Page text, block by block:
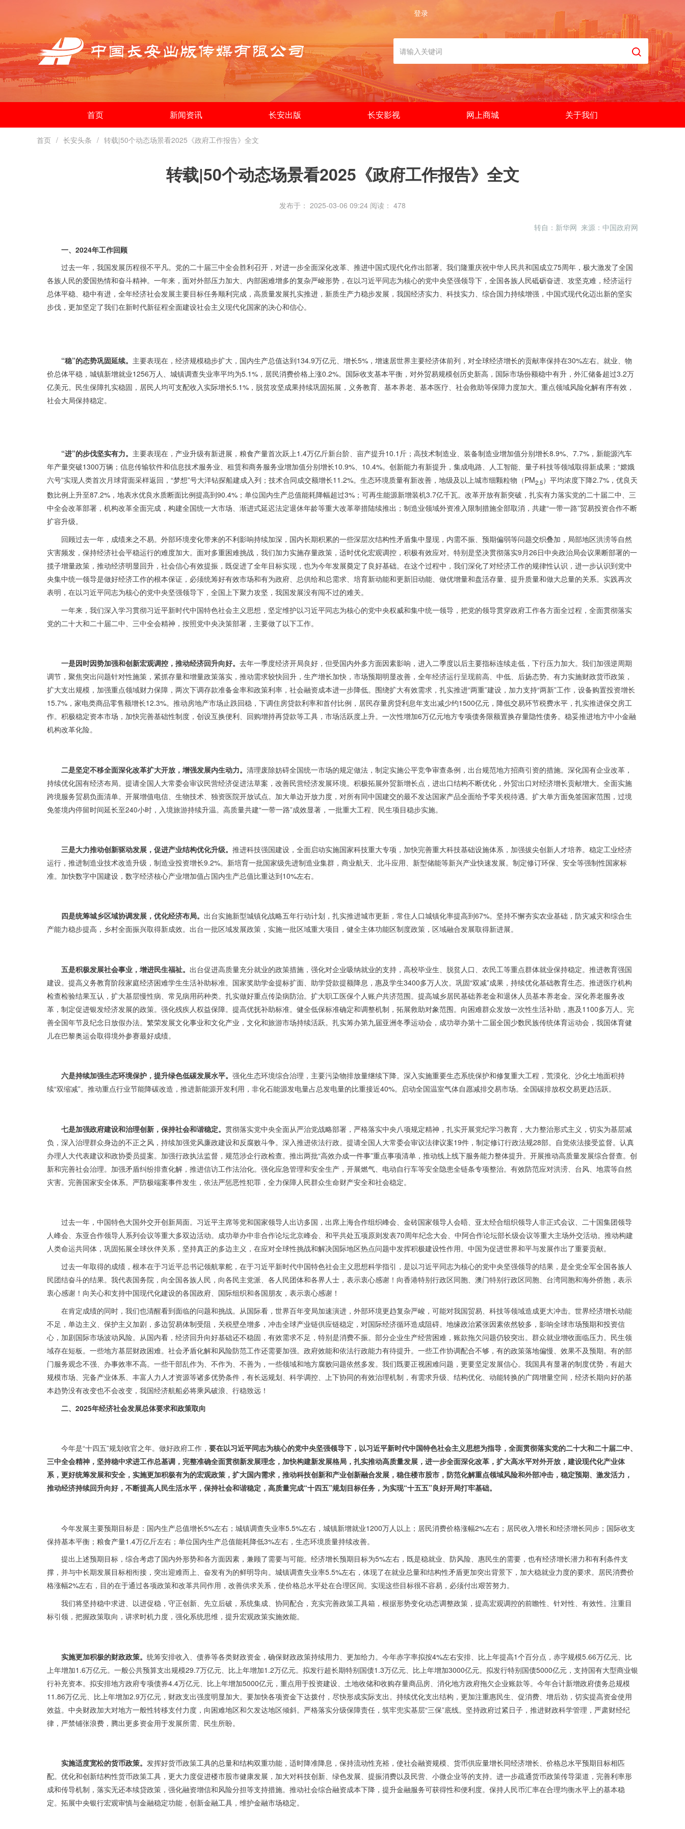
登录
首页 新闻资讯 长安出版 长安影视 网上商城 关于我们
首页 长安头条 转载|50个动态场景看2025《政府工作报告》全文
转载|50个动态场景看2025《政府工作报告》全文
发布于： 2025-03-06 09:24 阅读： 478
转自：新华网 来源：中国政府网
一、2024年工作回顾
过去一年，我国发展历程很不平凡。党的二十届三中全会胜利召开，对进一步全面深化改革、推进中国式现代化作出部署。我们隆重庆祝中华人民共和国成立75周年，极大激发了全国
各族人民的爱国热情和奋斗精神。一年来，面对外部压力加大、内部困难增多的复杂严峻形势，在以习近平同志为核心的党中央坚强领导下，全国各族人民砥砺奋进、攻坚克难，经济运行
总体平稳、稳中有进，全年经济社会发展主要目标任务顺利完成，高质量发展扎实推进，新质生产力稳步发展，我国经济实力、科技实力、综合国力持续增强，中国式现代化迈出新的坚实
步伐，更加坚定了我们在新时代新征程全面建设社会主义现代化国家的决心和信心。
“稳”的态势巩固延续。 主要表现在，经济规模稳步扩大，国内生产总值达到134.9万亿元、增长5%，增速居世界主要经济体前列，对全球经济增长的贡献率保持在30%左右。就业、物
价总体平稳，城镇新增就业1256万人、城镇调查失业率平均为5.1%，居民消费价格上涨0.2%。国际收支基本平衡，对外贸易规模创历史新高，国际市场份额稳中有升，外汇储备超过3.2万
亿美元。民生保障扎实稳固，居民人均可支配收入实际增长5.1%，脱贫攻坚成果持续巩固拓展，义务教育、基本养老、基本医疗、社会救助等保障力度加大。重点领域风险化解有序有效，
社会大局保持稳定。
“进”的步伐坚实有力。 主要表现在，产业升级有新进展，粮食产量首次跃上1.4万亿斤新台阶、亩产提升10.1斤；高技术制造业、装备制造业增加值分别增长8.9%、7.7%，新能源汽车
年产量突破1300万辆；信息传输软件和信息技术服务业、租赁和商务服务业增加值分别增长10.9%、10.4%。创新能力有新提升，集成电路、人工智能、量子科技等领域取得新成果；“嫦娥
六号”实现人类首次月球背面采样返回，“梦想”号大洋钻探船建成入列；技术合同成交额增长11.2%。生态环境质量有新改善，地级及以上城市细颗粒物（PM2.5）平均浓度下降2.7%，优良天
数比例上升至87.2%，地表水优良水质断面比例提高到90.4%；单位国内生产总值能耗降幅超过3%；可再生能源新增装机3.7亿千瓦。改革开放有新突破，扎实有力落实党的二十届二中、三
中全会改革部署，机构改革全面完成，构建全国统一大市场、渐进式延迟法定退休年龄等重大改革举措陆续推出；制造业领域外资准入限制措施全部取消，共建“一带一路”贸易投资合作不断
扩容升级。
回顾过去一年，成绩来之不易。外部环境变化带来的不利影响持续加深，国内长期积累的一些深层次结构性矛盾集中显现，内需不振、预期偏弱等问题交织叠加，局部地区洪涝等自然
灾害频发，保持经济社会平稳运行的难度加大。面对多重困难挑战，我们加力实施存量政策，适时优化宏观调控，积极有效应对。特别是坚决贯彻落实9月26日中央政治局会议果断部署的一
揽子增量政策，推动经济明显回升，社会信心有效提振，既促进了全年目标实现，也为今年发展奠定了良好基础。在这个过程中，我们深化了对经济工作的规律性认识，进一步认识到党中
央集中统一领导是做好经济工作的根本保证，必须统筹好有效市场和有为政府、总供给和总需求、培育新动能和更新旧动能、做优增量和盘活存量、提升质量和做大总量的关系。实践再次
表明，在以习近平同志为核心的党中央坚强领导下，全国上下聚力攻坚，我国发展没有闯不过的难关。
一年来，我们深入学习贯彻习近平新时代中国特色社会主义思想，坚定维护以习近平同志为核心的党中央权威和集中统一领导，把党的领导贯穿政府工作各方面全过程，全面贯彻落实
党的二十大和二十届二中、三中全会精神，按照党中央决策部署，主要做了以下工作。
一是因时因势加强和创新宏观调控，推动经济回升向好。 去年一季度经济开局良好，但受国内外多方面因素影响，进入二季度以后主要指标连续走低，下行压力加大。我们加强逆周期
调节，聚焦突出问题针对性施策，紧抓存量和增量政策落实，推动需求较快回升，生产增长加快，市场预期明显改善，全年经济运行呈现前高、中低、后扬态势。有力实施财政货币政策，
扩大支出规模，加强重点领域财力保障，两次下调存款准备金率和政策利率，社会融资成本进一步降低。围绕扩大有效需求，扎实推进“两重”建设，加力支持“两新”工作，设备购置投资增长
15.7%，家电类商品零售额增长12.3%。推动房地产市场止跌回稳，下调住房贷款利率和首付比例，居民存量房贷利息年支出减少约1500亿元，降低交易环节税费水平，扎实推进保交房工
作。积极稳定资本市场，加快完善基础性制度，创设互换便利、回购增持再贷款等工具，市场活跃度上升。一次性增加6万亿元地方专项债务限额置换存量隐性债务。稳妥推进地方中小金融
机构改革化险。
二是坚定不移全面深化改革扩大开放，增强发展内生动力。 清理废除妨碍全国统一市场的规定做法，制定实施公平竞争审查条例，出台规范地方招商引资的措施。深化国有企业改革，
持续优化国有经济布局。提请全国人大常委会审议民营经济促进法草案，改善民营经济发展环境。积极拓展外贸新增长点，进出口结构不断优化，外贸出口对经济增长贡献增大。全面实施
跨境服务贸易负面清单。开展增值电信、生物技术、独资医院开放试点。加大单边开放力度，对所有同中国建交的最不发达国家产品全面给予零关税待遇。扩大单方面免签国家范围，过境
免签境内停留时间延长至240小时，入境旅游持续升温。高质量共建“一带一路”成效显著，一批重大工程、民生项目稳步实施。
三是大力推动创新驱动发展，促进产业结构优化升级。 推进科技强国建设，全面启动实施国家科技重大专项，加快完善重大科技基础设施体系，加强拔尖创新人才培养。稳定工业经济
运行，推进制造业技术改造升级，制造业投资增长9.2%。新培育一批国家级先进制造业集群，商业航天、北斗应用、新型储能等新兴产业快速发展。制定修订环保、安全等强制性国家标
准。加快数字中国建设，数字经济核心产业增加值占国内生产总值比重达到10%左右。
四是统筹城乡区域协调发展，优化经济布局。 出台实施新型城镇化战略五年行动计划，扎实推进城市更新，常住人口城镇化率提高到67%。坚持不懈夯实农业基础，防灾减灾和综合生
产能力稳步提高，乡村全面振兴取得新成效。出台一批区域发展政策，实施一批区域重大项目，健全主体功能区制度政策，区域融合发展取得新进展。
五是积极发展社会事业，增进民生福祉。 出台促进高质量充分就业的政策措施，强化对企业吸纳就业的支持，高校毕业生、脱贫人口、农民工等重点群体就业保持稳定。推进教育强国
建设。提高义务教育阶段家庭经济困难学生生活补助标准。国家奖助学金提标扩面、助学贷款提额降息，惠及学生3400多万人次。巩固“双减”成果，持续优化基础教育生态。推进医疗机构
检查检验结果互认，扩大基层慢性病、常见病用药种类。扎实做好重点传染病防治。扩大职工医保个人账户共济范围。提高城乡居民基础养老金和退休人员基本养老金。深化养老服务改
革，制定促进银发经济发展的政策。强化残疾人权益保障。提高优抚补助标准。健全低保标准确定和调整机制，拓展救助对象范围。向困难群众发放一次性生活补助，惠及1100多万人。完
善全国年节及纪念日放假办法。繁荣发展文化事业和文化产业，文化和旅游市场持续活跃。扎实筹办第九届亚洲冬季运动会，成功举办第十二届全国少数民族传统体育运动会，我国体育健
儿在巴黎奥运会取得境外参赛最好成绩。
六是持续加强生态环境保护， 提升绿色低碳发展水平。 强化生态环境综合治理，主要污染物排放量继续下降。深入实施重要生态系统保护和修复重大工程，荒漠化、沙化土地面积持
续“双缩减”。推动重点行业节能降碳改造，推进新能源开发利用，非化石能源发电量占总发电量的比重接近40%。启动全国温室气体自愿减排交易市场。全国碳排放权交易更趋活跃。
七是加强政府建设和治理创新，保持社会和谐稳定。 贯彻落实党中央全面从严治党战略部署，严格落实中央八项规定精神，扎实开展党纪学习教育，大力整治形式主义，切实为基层减
负，深入治理群众身边的不正之风，持续加强党风廉政建设和反腐败斗争。深入推进依法行政。提请全国人大常委会审议法律议案19件，制定修订行政法规28部。自觉依法接受监督。认真
办理人大代表建议和政协委员提案。加强行政执法监督，规范涉企行政检查。推出两批“高效办成一件事”重点事项清单，推动线上线下服务能力整体提升。开展推动高质量发展综合督查。创
新和完善社会治理。加强矛盾纠纷排查化解，推进信访工作法治化。强化应急管理和安全生产，开展燃气、电动自行车等安全隐患全链条专项整治。有效防范应对洪涝、台风、地震等自然
灾害。完善国家安全体系。严防极端案事件发生，依法严惩恶性犯罪，全力保障人民群众生命财产安全和社会稳定。
过去一年，中国特色大国外交开创新局面。习近平主席等党和国家领导人出访多国，出席上海合作组织峰会、金砖国家领导人会晤、亚太经合组织领导人非正式会议、二十国集团领导
人峰会、东亚合作领导人系列会议等重大多双边活动。成功举办中非合作论坛北京峰会、和平共处五项原则发表70周年纪念大会、中阿合作论坛部长级会议等重大主场外交活动。推动构建
人类命运共同体，巩固拓展全球伙伴关系，坚持真正的多边主义，在应对全球性挑战和解决国际地区热点问题中发挥积极建设性作用。中国为促进世界和平与发展作出了重要贡献。
过去一年取得的成绩，根本在于习近平总书记领航掌舵，在于习近平新时代中国特色社会主义思想科学指引，是以习近平同志为核心的党中央坚强领导的结果，是全党全军全国各族人
民团结奋斗的结果。我代表国务院，向全国各族人民，向各民主党派、各人民团体和各界人士，表示衷心感谢！向香港特别行政区同胞、澳门特别行政区同胞、台湾同胞和海外侨胞，表示
衷心感谢！向关心和支持中国现代化建设的各国政府、国际组织和各国朋友，表示衷心感谢！
在肯定成绩的同时，我们也清醒看到面临的问题和挑战。从国际看，世界百年变局加速演进，外部环境更趋复杂严峻，可能对我国贸易、科技等领域造成更大冲击。世界经济增长动能
不足，单边主义、保护主义加剧，多边贸易体制受阻，关税壁垒增多，冲击全球产业链供应链稳定，对国际经济循环造成阻碍。地缘政治紧张因素依然较多，影响全球市场预期和投资信
心，加剧国际市场波动风险。从国内看，经济回升向好基础还不稳固，有效需求不足，特别是消费不振。部分企业生产经营困难，账款拖欠问题仍较突出。群众就业增收面临压力。民生领
域存在短板。一些地方基层财政困难。社会矛盾化解和风险防范工作还需要加强。政府效能和依法行政能力有待提升。一些工作协调配合不够，有的政策落地偏慢、效果不及预期。有的部
门服务观念不强、办事效率不高。一些干部乱作为、不作为、不善为，一些领域和地方腐败问题依然多发。我们既要正视困难问题，更要坚定发展信心。我国具有显著的制度优势，有超大
规模市场、完备产业体系、丰富人力人才资源等诸多优势条件，有长远规划、科学调控、上下协同的有效治理机制，有需求升级、结构优化、动能转换的广阔增量空间，经济长期向好的基
本趋势没有改变也不会改变，我国经济航船必将乘风破浪、行稳致远！
二、2025年经济社会发展总体要求和政策取向
今年是“十四五”规划收官之年。做好政府工作， 要在以习近平同志为核心的党中央坚强领导下，以习近平新时代中国特色社会主义思想为指导，全面贯彻落实党的二十大和二十届二中、
三中全会精神，坚持稳中求进工作总基调，完整准确全面贯彻新发展理念，加快构建新发展格局，扎实推动高质量发展，进一步全面深化改革，扩大高水平对外开放，建设现代化产业体
系，更好统筹发展和安全，实施更加积极有为的宏观政策，扩大国内需求，推动科技创新和产业创新融合发展，稳住楼市股市，防范化解重点领域风险和外部冲击，稳定预期、激发活力，
推动经济持续回升向好，不断提高人民生活水平，保持社会和谐稳定，高质量完成“十四五”规划目标任务，为实现“十五五”良好开局打牢基础。
今年发展主要预期目标是：国内生产总值增长5%左右；城镇调查失业率5.5%左右，城镇新增就业1200万人以上；居民消费价格涨幅2%左右；居民收入增长和经济增长同步；国际收支
保持基本平衡；粮食产量1.4万亿斤左右；单位国内生产总值能耗降低3%左右，生态环境质量持续改善。
提出上述预期目标，综合考虑了国内外形势和各方面因素，兼顾了需要与可能。经济增长预期目标为5%左右，既是稳就业、防风险、惠民生的需要，也有经济增长潜力和有利条件支
撑，并与中长期发展目标相衔接，突出迎难而上、奋发有为的鲜明导向。城镇调查失业率5.5%左右，体现了在就业总量和结构性矛盾更加突出背景下，加大稳就业力度的要求。居民消费价
格涨幅2%左右，目的在于通过各项政策和改革共同作用，改善供求关系，使价格总水平处在合理区间。实现这些目标很不容易，必须付出艰苦努力。
我们将坚持稳中求进、以进促稳，守正创新、先立后破，系统集成、协同配合，充实完善政策工具箱，根据形势变化动态调整政策，提高宏观调控的前瞻性、针对性、有效性。注重目
标引领，把握政策取向，讲求时机力度，强化系统思维，提升宏观政策实施效能。
实施更加积极的财政政策。 统筹安排收入、债券等各类财政资金，确保财政政策持续用力、更加给力。今年赤字率拟按4%左右安排、比上年提高1个百分点，赤字规模5.66万亿元、比
上年增加1.6万亿元。一般公共预算支出规模29.7万亿元、比上年增加1.2万亿元。拟发行超长期特别国债1.3万亿元、比上年增加3000亿元。拟发行特别国债5000亿元，支持国有大型商业银
行补充资本。拟安排地方政府专项债券4.4万亿元、比上年增加5000亿元，重点用于投资建设、土地收储和收购存量商品房、消化地方政府拖欠企业账款等。今年合计新增政府债务总规模
11.86万亿元、比上年增加2.9万亿元，财政支出强度明显加大。要加快各项资金下达拨付，尽快形成实际支出。持续优化支出结构，更加注重惠民生、促消费、增后劲，切实提高资金使用
效益。中央财政加大对地方一般性转移支付力度，向困难地区和欠发达地区倾斜。严格落实分级保障责任，筑牢兜实基层“三保”底线。坚持政府过紧日子，推进财政科学管理，严肃财经纪
律，严禁铺张浪费，腾出更多资金用于发展所需、民生所盼。
实施适度宽松的货币政策。 发挥好货币政策工具的总量和结构双重功能，适时降准降息，保持流动性充裕，使社会融资规模、货币供应量增长同经济增长、价格总水平预期目标相匹
配。优化和创新结构性货币政策工具，更大力度促进楼市股市健康发展，加大对科技创新、绿色发展、提振消费以及民营、小微企业等的支持。进一步疏通货币政策传导渠道，完善利率形
成和传导机制，落实无还本续贷政策，强化融资增信和风险分担等支持措施。推动社会综合融资成本下降，提升金融服务可获得性和便利度。保持人民币汇率在合理均衡水平上的基本稳
定。拓展中央银行宏观审慎与金融稳定功能，创新金融工具，维护金融市场稳定。